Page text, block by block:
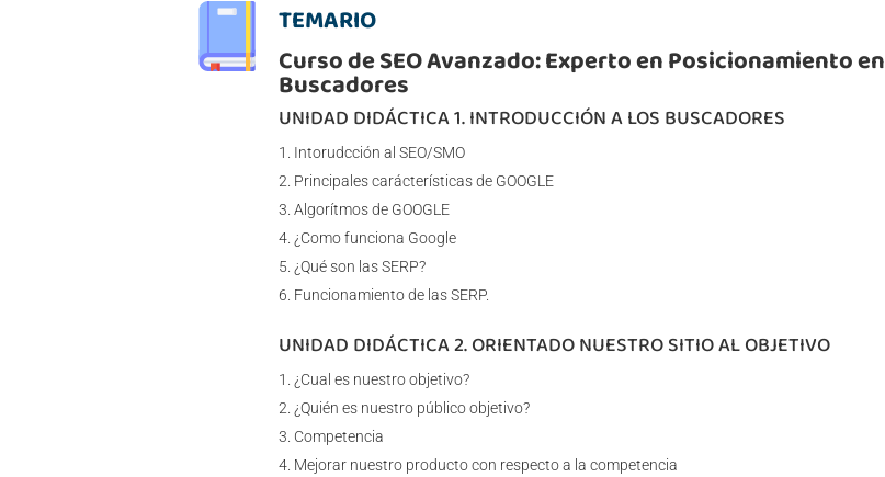
TEMARIO
Curso de SEO Avanzado: Experto en Posicionamiento en
Buscadores
UNIDAD DIDÁCTICA 1. INTRODUCCIÓN A LOS BUSCADORES
Intorudcción al SEO/SMO
Principales carácterísticas de GOOGLE
Algorítmos de GOOGLE
¿Como funciona Google
¿Qué son las SERP?
Funcionamiento de las SERP.
UNIDAD DIDÁCTICA 2. ORIENTADO NUESTRO SITIO AL OBJETIVO
¿Cual es nuestro objetivo?
¿Quién es nuestro público objetivo?
Competencia
Mejorar nuestro producto con respecto a la competencia